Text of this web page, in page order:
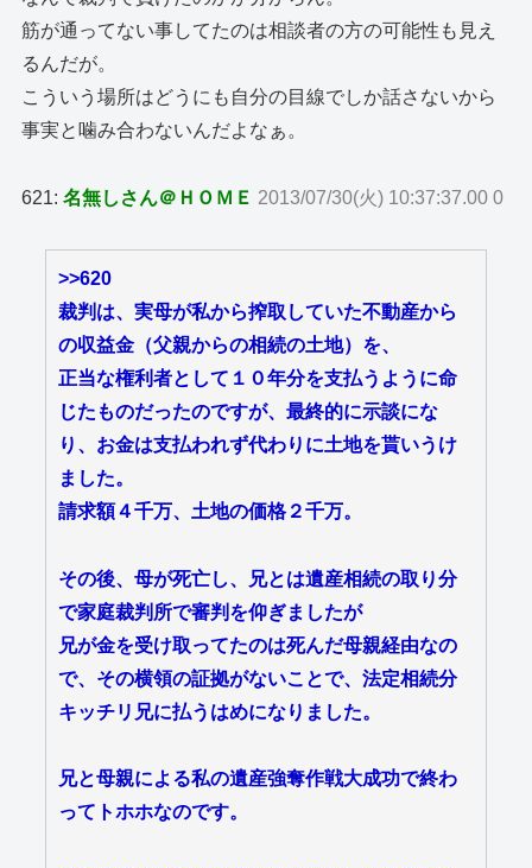
筋が通ってない事してたのは相談者の方の可能性も見え
るんだが。
こういう場所はどうにも自分の目線でしか話さないから
事実と噛み合わないんだよなぁ。
621:名無しさん＠ＨＯＭＥ 2013/07/30(火) 10:37:37.00 0
>>620
裁判は、実母が私から搾取していた不動産から
の収益金（父親からの相続の土地）を、
正当な権利者として１０年分を支払うように命
じたものだったのですが、最終的に示談にな
り、お金は支払われず代わりに土地を貰いうけ
ました。
請求額４千万、土地の価格２千万。
その後、母が死亡し、兄とは遺産相続の取り分
で家庭裁判所で審判を仰ぎましたが
兄が金を受け取ってたのは死んだ母親経由なの
で、その横領の証拠がないことで、法定相続分
キッチリ兄に払うはめになりました。
兄と母親による私の遺産強奪作戦大成功で終わ
ってトホホなのです。